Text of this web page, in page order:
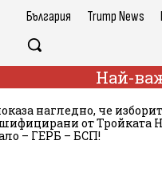
България Trump News
Най-
нагледно, че
от Тройката
– ГЕРБ – БСП!